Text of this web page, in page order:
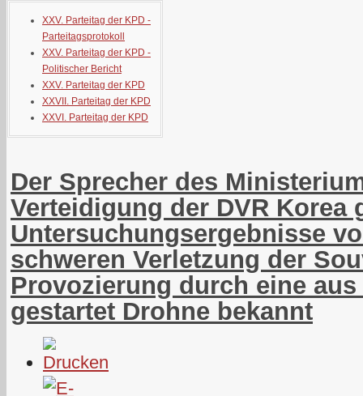
XXV. Parteitag der KPD -
Parteitagsprotokoll
XXV. Parteitag der KPD -
Politischer Bericht
XXV. Parteitag der KPD
XXVII. Parteitag der KPD
XXVI. Parteitag der KPD
Der Sprecher des
Verteidigung der DVR Korea
Untersuchungsergebnisse
schweren Verletzung der
Provozierung durch eine
gestartet Drohne bekannt